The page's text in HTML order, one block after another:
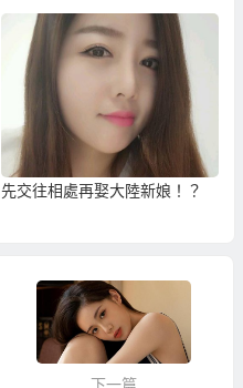
先交往相處再娶大陸新娘！？